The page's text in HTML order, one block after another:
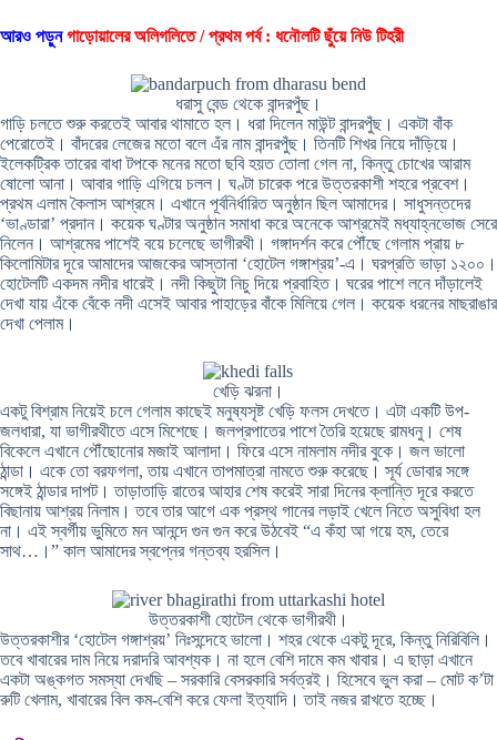
আরও পড়ুন গাড়োয়ালের অলিগলিতে / প্রথম পর্ব : ধনৌলটি ছুঁয়ে নিউ টিহরী
ধরাসু বেন্ড থেকে বান্দরপুঁছ।
গাড়ি চলতে শুরু করতেই আবার থামাতে হল। ধরা দিলেন মাউন্ট বান্দরপুঁছ। একটা বাঁক
পেরোতেই। বাঁদরের লেজের মতো বলে এঁর নাম বান্দরপুঁছ। তিনটি শিখর নিয়ে দাঁড়িয়ে।
ইলেকট্রিক তারের বাধা টপকে মনের মতো ছবি হয়ত তোলা গেল না, কিন্তু চোখের আরাম
ষোলো আনা। আবার গাড়ি এগিয়ে চলল। ঘণ্টা চারেক পরে উত্তরকাশী শহরে প্রবেশ।
প্রথম এলাম কৈলাস আশ্রমে। এখানে পূর্বনির্ধারিত অনুষ্ঠান ছিল আমাদের। সাধুসন্তদের
‘ভাণ্ডারা’ প্রদান। কয়েক ঘণ্টার অনুষ্ঠান সমাধা করে অনেকে আশ্রমেই মধ্যাহ্নভোজ সেরে
নিলেন। আশ্রমের পাশেই বয়ে চলেছে ভাগীরথী। গঙ্গাদর্শন করে পৌঁছে গেলাম প্রায় ৮
কিলোমিটার দূরে আমাদের আজকের আস্তানা ‘হোটেল গঙ্গাশ্রয়’-এ। ঘরপ্রতি ভাড়া ১২০০।
হোটেলটি একদম নদীর ধারেই। নদী কিছুটা নিচু দিয়ে প্রবাহিত। ঘরের পাশে লনে দাঁড়ালেই
দেখা যায় এঁকে বেঁকে নদী এসেই আবার পাহাড়ের বাঁকে মিলিয়ে গেল। কয়েক ধরনের মাছরাঙার
দেখা পেলাম।
খেড়ি ঝরনা।
একটু বিশ্রাম নিয়েই চলে গেলাম কাছেই মনুষ্যসৃষ্ট খেড়ি ফলস দেখতে। এটা একটি উপ-
জলধারা, যা ভাগীরথীতে এসে মিশেছে। জলপ্রপাতের পাশে তৈরি হয়েছে রামধনু। শেষ
বিকেলে এখানে পৌঁছোনোর মজাই আলাদা। ফিরে এসে নামলাম নদীর বুকে। জল ভালো
ঠান্ডা। একে তো বরফগলা, তায় এখানে তাপমাত্রা নামতে শুরু করেছে। সূর্য ডোবার সঙ্গে
সঙ্গেই ঠান্ডার দাপট। তাড়াতাড়ি রাতের আহার শেষ করেই সারা দিনের ক্লান্তি দূরে করতে
বিছানায় আশ্রয় নিলাম। তবে তার আগে এক প্রস্থ গানের লড়াই খেলে নিতে অসুবিধা হল
না। এই স্বর্গীয় ভুমিতে মন আনন্দে গুন গুন করে উঠবেই “এ কঁহা আ গয়ে হম, তেরে
সাথ…।” কাল আমাদের স্বপ্নের গন্তব্য হরসিল।
উত্তরকাশী হোটেল থেকে ভাগীরথী।
উত্তরকাশীর ‘হোটেল গঙ্গাশ্রয়’ নিঃসন্দেহে ভালো। শহর থেকে একটু দূরে, কিন্তু নিরিবিলি।
তবে খাবারের দাম নিয়ে দরাদরি আবশ্যক। না হলে বেশি দামে কম খাবার। এ ছাড়া এখানে
একটা অঙ্কগত সমস্যা দেখছি – সরকারি বেসরকারি সর্বত্রই। হিসেবে ভুল করা – মোট ক’টা
রুটি খেলাম, খাবারের বিল কম-বেশি করে ফেলা ইত্যাদি। তাই নজর রাখতে হচ্ছে।